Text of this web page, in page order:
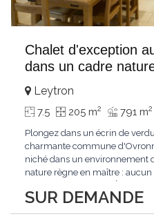
Chalet d'exception
dans un cadre
SUR DEMANDE
Leytron
7.5 205 m2 791 m2
Plongez dans un écrin de
charmante commune
niché dans un environnement
nature règne en maître :
par ses finitions de très haut
Le bois de mélèze...